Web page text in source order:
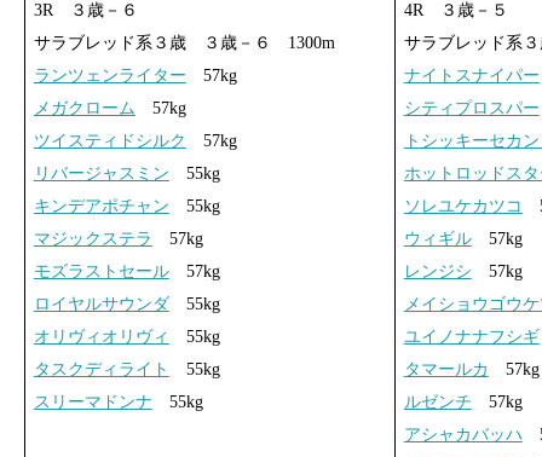
3R ３歳－６
サラブレッド系３歳 ３歳－６ 1300m
ランツェンライター 57kg
メガクローム 57kg
ツイスティドシルク
57kg
リバージャスミン 55kg
キンデアポチャン 55kg
マジックステラ
57kg
モズラストセール57kg
ロイヤルサウンダ55kg
オリヴィオリヴィ
55kg
タスクディライト
55kg
スリーマドンナ 55kg
4R ３歳－５
サラブレッド系
ナイトスナイパー
シティプロスパー
トシッキーセカ
ホットロッドス
ソレユケカツコ
ウィギル57kg
レンジシ 57kg
メイショウゴウ
ユイノナナフシギ
タマールカ
57kg
ルゼンチ 57kg
アシャカバッハ